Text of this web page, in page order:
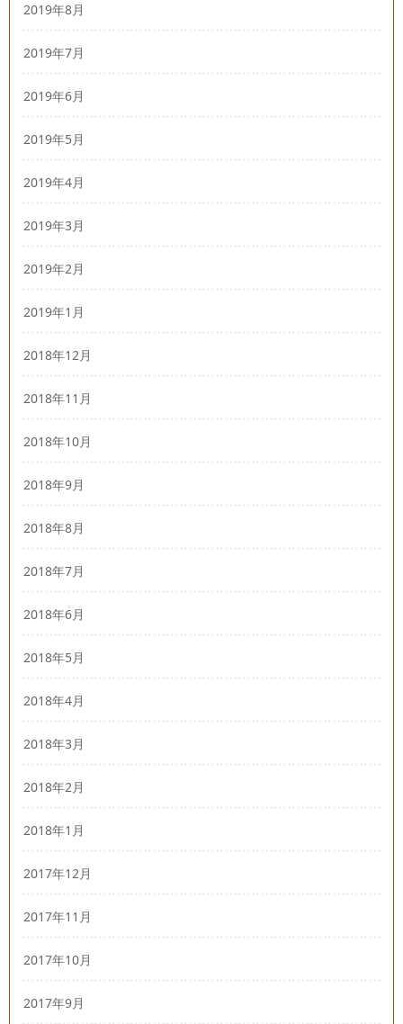
2019年8月
2019年7月
2019年6月
2019年5月
2019年4月
2019年3月
2019年2月
2019年1月
2018年12月
2018年11月
2018年10月
2018年9月
2018年8月
2018年7月
2018年6月
2018年5月
2018年4月
2018年3月
2018年2月
2018年1月
2017年12月
2017年11月
2017年10月
2017年9月